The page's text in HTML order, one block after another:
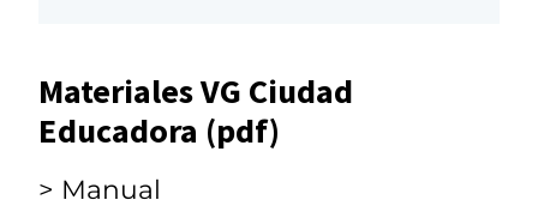
Materiales VG Ciudad
Educadora (pdf)
> Manual